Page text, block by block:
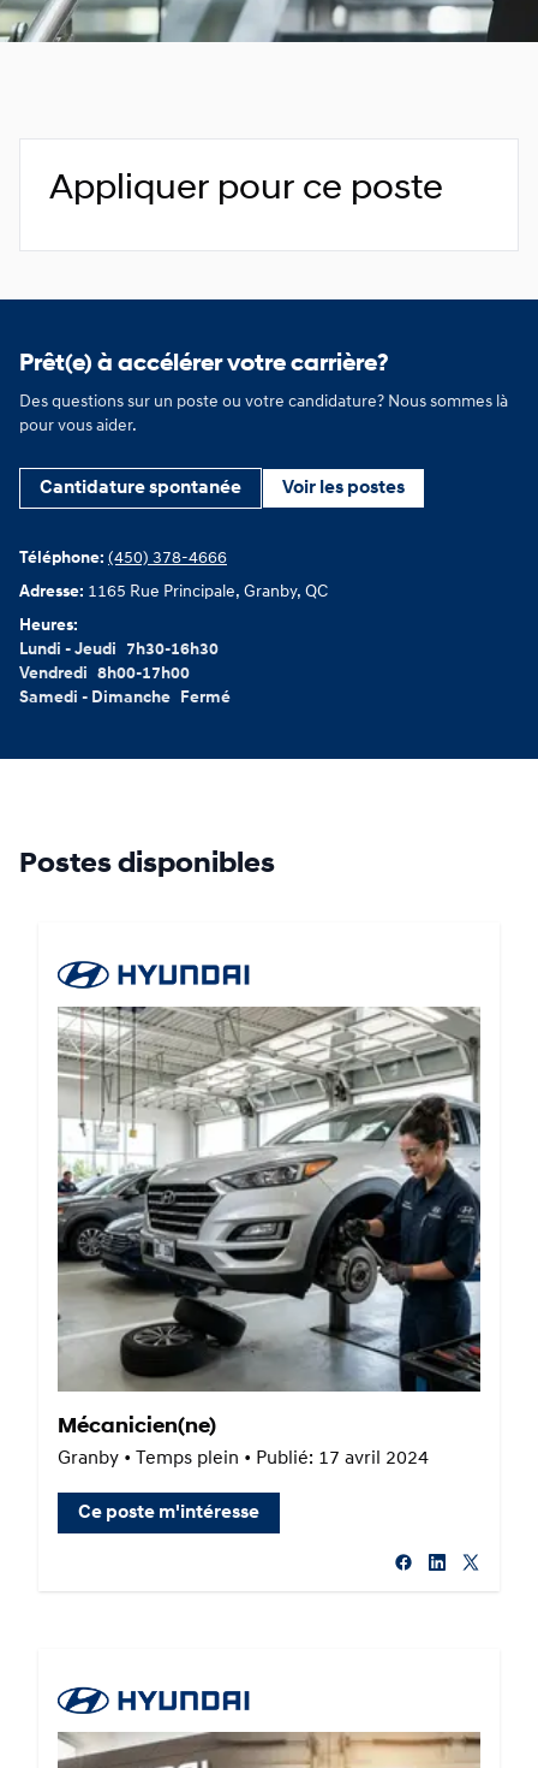
Appliquer pour ce poste
Prêt(e) à accélérer votre carrière?
Des questions sur un poste ou votre candidature? Nous sommes là
pour vous aider.
Cantidature spontanée Voir les postes
Téléphone: (450) 378-4666
Adresse: 1165 Rue Principale, Granby, QC
Heures:
Lundi - Jeudi
7h30-16h30
Vendredi 8h00-17h00
Samedi - Dimanche Fermé
Postes disponibles
Mécanicien(ne)
Granby • Temps plein • Publié: 17 avril 2024
Ce poste m'intéresse